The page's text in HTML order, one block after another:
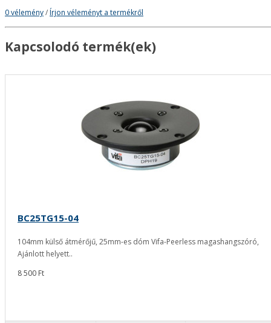
0 vélemény/Írjon véleményt a termékről
Kapcsolodó termék(ek)
BC25TG15-04
104mm külső átmérőjű, 25mm-es dóm Vifa-Peerless magashangszóró,
Ajánlott helyett..
8 500 Ft